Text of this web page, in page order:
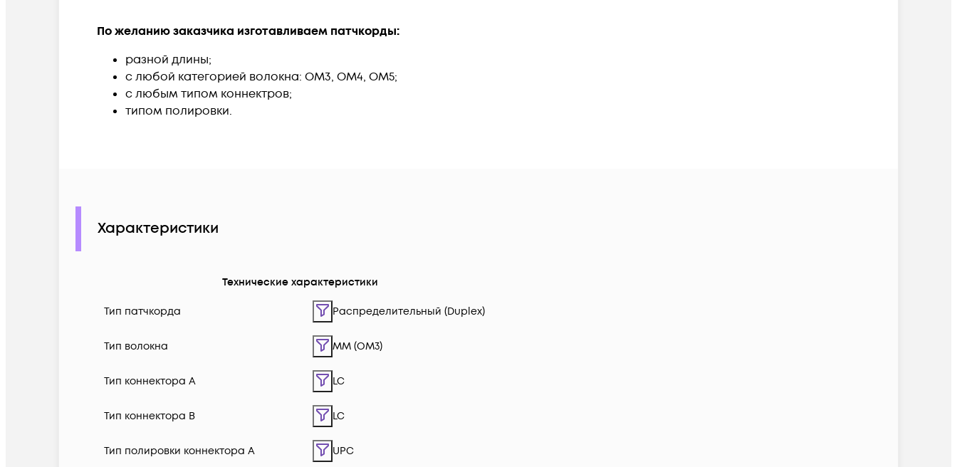
По желанию заказчика изготавливаем патчкорды:
разной длины;
с любой категорией волокна: OM3, OM4, OM5;
с любым типом коннектров;
типом полировки.
Характеристики
Технические характеристики
Тип патчкорда Распределительный (Duplex)
Тип волокна MM (OM3)
Тип коннектора A LC
Тип коннектора B LC
Тип полировки коннектора A UPC